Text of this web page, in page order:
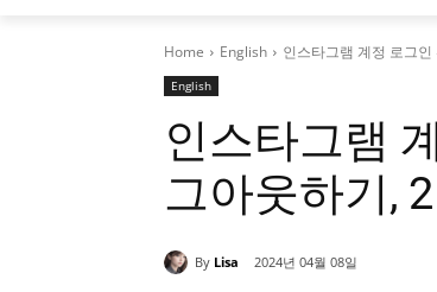
Home English 인스타그램 계정 로그
English
인스타그램
그아웃하기,
By Lisa 2024년 04월 08일